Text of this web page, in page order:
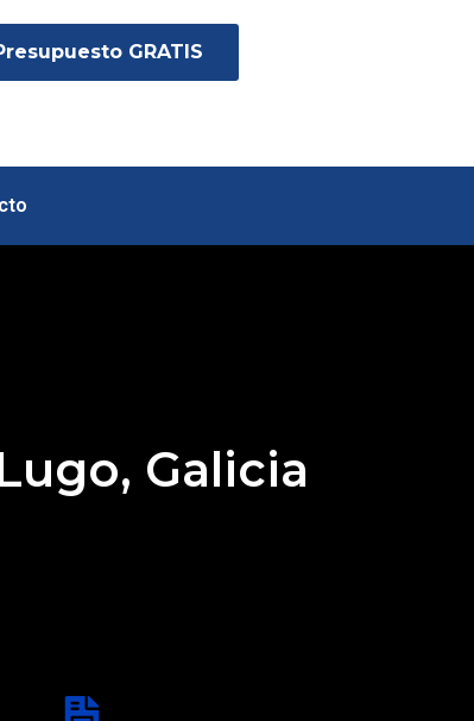
GRATIS
Galicia